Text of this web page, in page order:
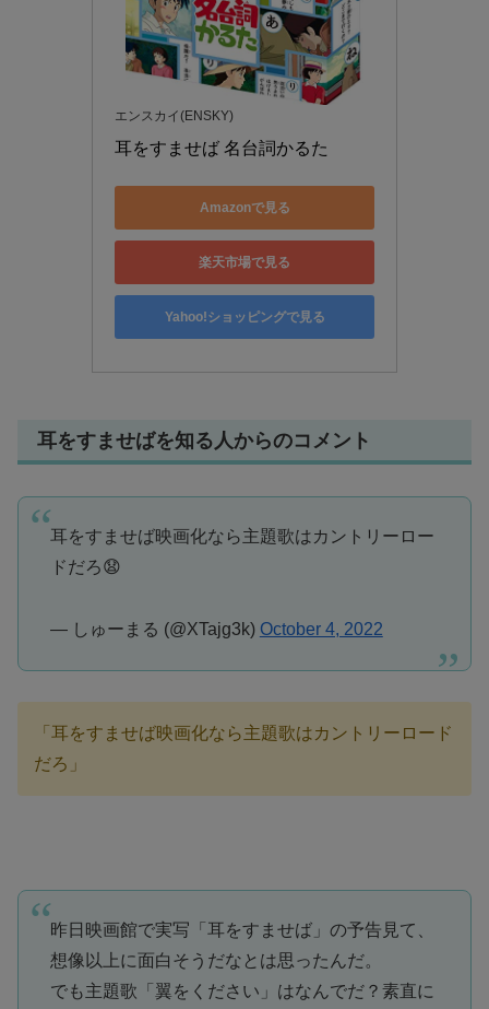
エンスカイ(ENSKY)
耳をすませば 名台詞かるた
Amazonで見る
楽天市場で見る
Yahoo!ショッピングで見る
耳をすませばを知る人からのコメント
耳をすませば映画化なら主題歌はカントリーロー
ドだろ😧
— しゅーまる (@XTajg3k) October 4, 2022
「耳をすませば映画化なら主題歌はカントリーロード
だろ」
昨日映画館で実写「耳をすませば」の予告見て、
想像以上に面白そうだなとは思ったんだ。
でも主題歌「翼をください」はなんでだ？素直に